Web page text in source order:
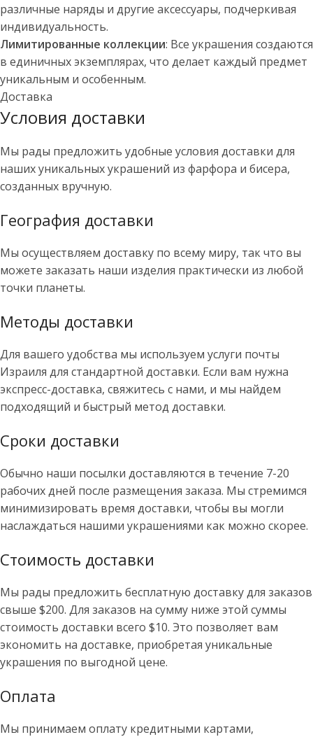
различные наряды и другие аксессуары, подчеркивая
индивидуальность.
Лимитированные коллекции: Все украшения создаются
в единичных экземплярах, что делает каждый предмет
уникальным и особенным.
Доставка
Условия доставки
Мы рады предложить удобные условия доставки для
наших уникальных украшений из фарфора и бисера,
созданных вручную.
География доставки
Мы осуществляем доставку по всему миру, так что вы
можете заказать наши изделия практически из любой
точки планеты.
Методы доставки
Для вашего удобства мы используем услуги почты
Израиля для стандартной доставки. Если вам нужна
экспресс-доставка, свяжитесь с нами, и мы найдем
подходящий и быстрый метод доставки.
Сроки доставки
Обычно наши посылки доставляются в течение 7-20
рабочих дней после размещения заказа. Мы стремимся
минимизировать время доставки, чтобы вы могли
наслаждаться нашими украшениями как можно скорее.
Стоимость доставки
Мы рады предложить бесплатную доставку для заказов
свыше $200. Для заказов на сумму ниже этой суммы
стоимость доставки всего $10. Это позволяет вам
экономить на доставке, приобретая уникальные
украшения по выгодной цене.
Оплата
Мы принимаем оплату кредитными картами,